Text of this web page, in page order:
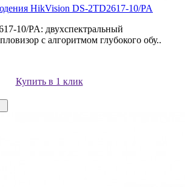
HikVision DS-2TD2617-10/PA
10/PA: двухспектральный
с алгоритмом глубокого обу..
Купить в 1 клик